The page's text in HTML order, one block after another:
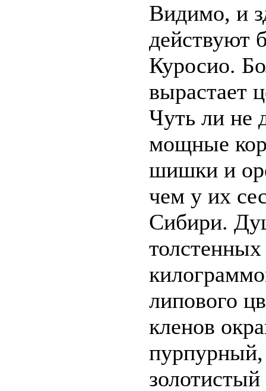
Видимо, и
действуют
Куросио.
вырастает
Чуть ли не
мощные
шишки и
чем у их
Сибири.
липового
кленов